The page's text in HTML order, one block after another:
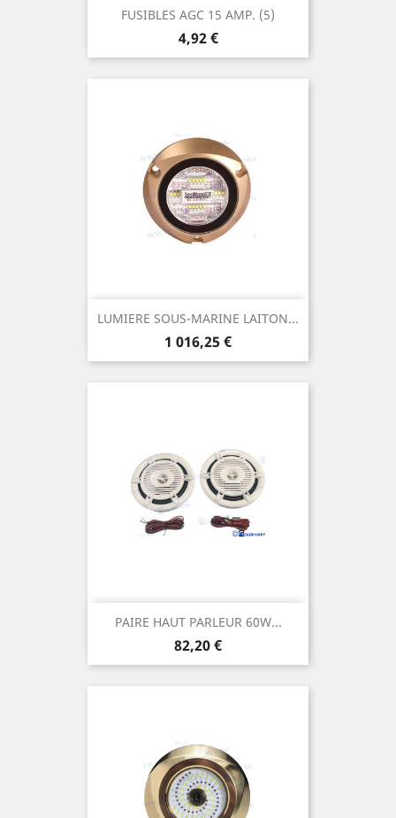
FUSIBLES AGC 15 AMP. (5)
Prix
4,92 €
LUMIERE SOUS-MARINE LAITON...
Prix
1 016,25 €
PAIRE HAUT PARLEUR 60W...
Prix
82,20 €